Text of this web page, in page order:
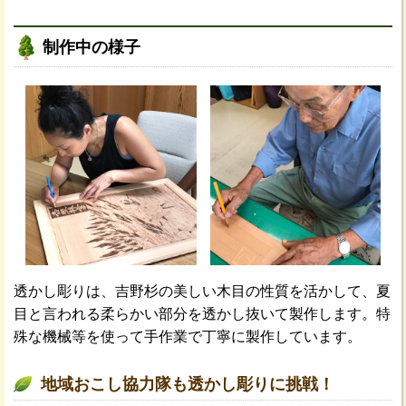
制作中の様子
透かし彫りは、吉野杉の美しい木目の性質を活かして、夏
目と言われる柔らかい部分を透かし抜いて製作します。特
殊な機械等を使って手作業で丁寧に製作しています。
地域おこし協力隊も透かし彫りに挑戦！